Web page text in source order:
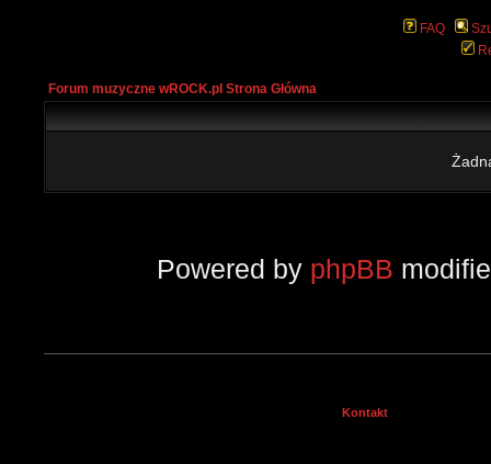
FAQ
Forum muzyczne wROCK.pl Strona Główna
Powered by phpBB
Kontakt